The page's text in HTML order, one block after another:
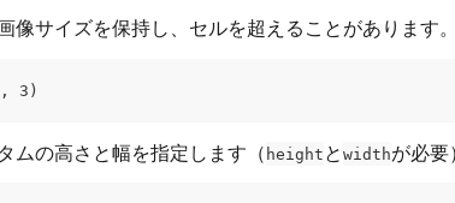
像サイズを保持し、セルを超えることがあります。
3)
ムの高さと幅を指定します（ height と widthが必要